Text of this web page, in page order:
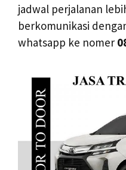
jadwal perjalanan
berkomunikasi
whatsapp ke nomer